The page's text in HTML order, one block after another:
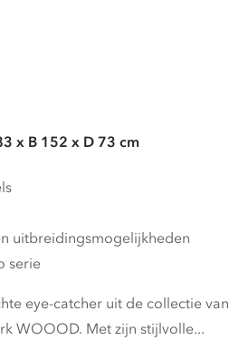
x B 152 x D 73 cm
uitbreidingsmogelijkheden
serie
eye-catcher uit de collectie van
WOOOD. Met zijn stijlvolle...